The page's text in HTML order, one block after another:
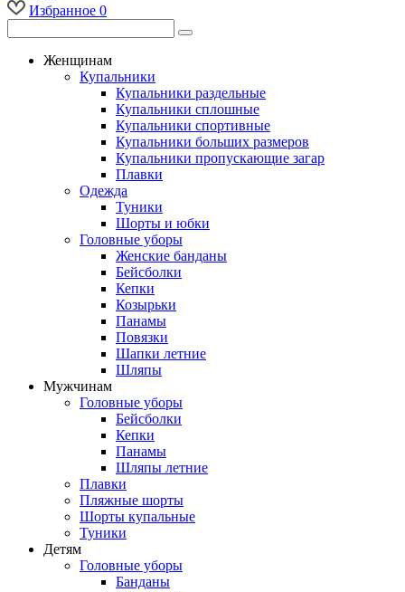
Избранное 0
Женщинам
Купальники
Купальники раздельные
Купальники сплошные
Купальники спортивные
Купальники больших размеров
Купальники пропускающие загар
Плавки
Одежда
Туники
Шорты и юбки
Головные уборы
Женские банданы
Бейсболки
Кепки
Козырьки
Панамы
Повязки
Шапки летние
Шляпы
Мужчинам
Головные уборы
Бейсболки
Кепки
Панамы
Шляпы летние
Плавки
Пляжные шорты
Шорты купальные
Туники
Детям
Головные уборы
Банданы